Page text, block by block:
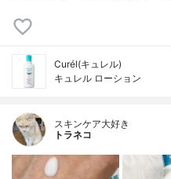
Curél(キュレル)
キュレル ローション
スキンケア大好き
トラネコ